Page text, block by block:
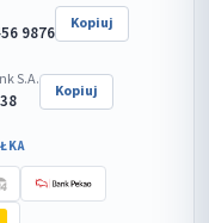
9876 Kopiuj
S.A.
Kopiuj